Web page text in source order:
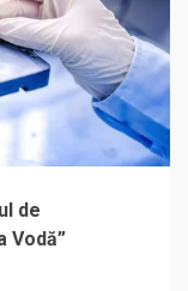
de
Vodă”